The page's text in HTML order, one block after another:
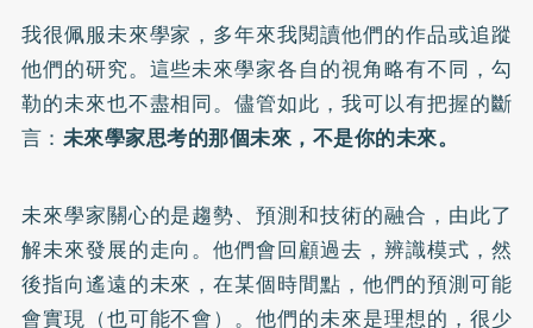
我很佩服未來學家，多年來我閱讀他們的作品或追蹤
他們的研究。這些未來學家各自的視角略有不同，勾
勒的未來也不盡相同。儘管如此，我可以有把握的斷
言： 未來學家思考的那個未來，不是你的未來。
未來學家關心的是趨勢、預測和技術的融合，由此了
解未來發展的走向。他們會回顧過去，辨識模式，然
後指向遙遠的未來，在某個時間點，他們的預測可能
會實現（也可能不會）。他們的未來是理想的，很少